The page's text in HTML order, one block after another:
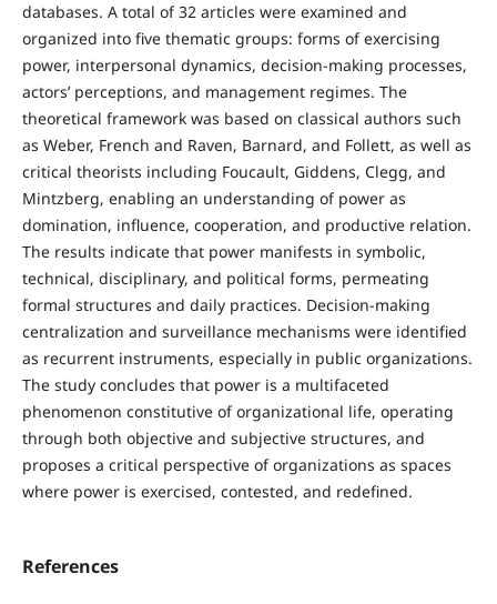
databases. A total of 32 articles were examined and
organized into five thematic groups: forms of exercising
power, interpersonal dynamics, decision-making processes,
actors’ perceptions, and management regimes. The
theoretical framework was based on classical authors such
as Weber, French and Raven, Barnard, and Follett, as well as
critical theorists including Foucault, Giddens, Clegg, and
Mintzberg, enabling an understanding of power as
domination, influence, cooperation, and productive relation.
The results indicate that power manifests in symbolic,
technical, disciplinary, and political forms, permeating
formal structures and daily practices. Decision-making
centralization and surveillance mechanisms were identified
as recurrent instruments, especially in public organizations.
The study concludes that power is a multifaceted
phenomenon constitutive of organizational life, operating
through both objective and subjective structures, and
proposes a critical perspective of organizations as spaces
where power is exercised, contested, and redefined.
References